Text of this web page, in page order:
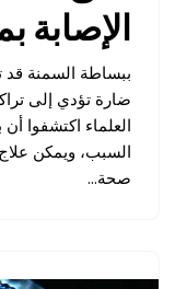
الإصابة
ببساطة السمنة
ضارة تؤدي إلى
العلماء اكتشفوا
السبب، ويمكن
صحة…